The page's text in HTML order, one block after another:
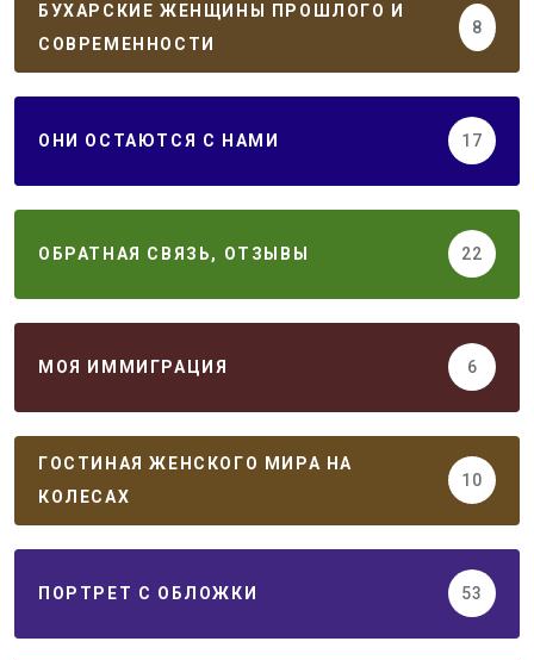
БУХАРСКИЕ ЖЕНЩИНЫ ПРОШЛОГО И
СОВРЕМЕННОСТИ
8
ОНИ ОСТАЮТСЯ С НАМИ 17
ОБРАТНАЯ СВЯЗЬ, ОТЗЫВЫ 22
МОЯ ИММИГРАЦИЯ 6
ГОСТИНАЯ ЖЕНСКОГО МИРА НА
КОЛЕСАХ
10
ПОРТРЕТ С ОБЛОЖКИ 53